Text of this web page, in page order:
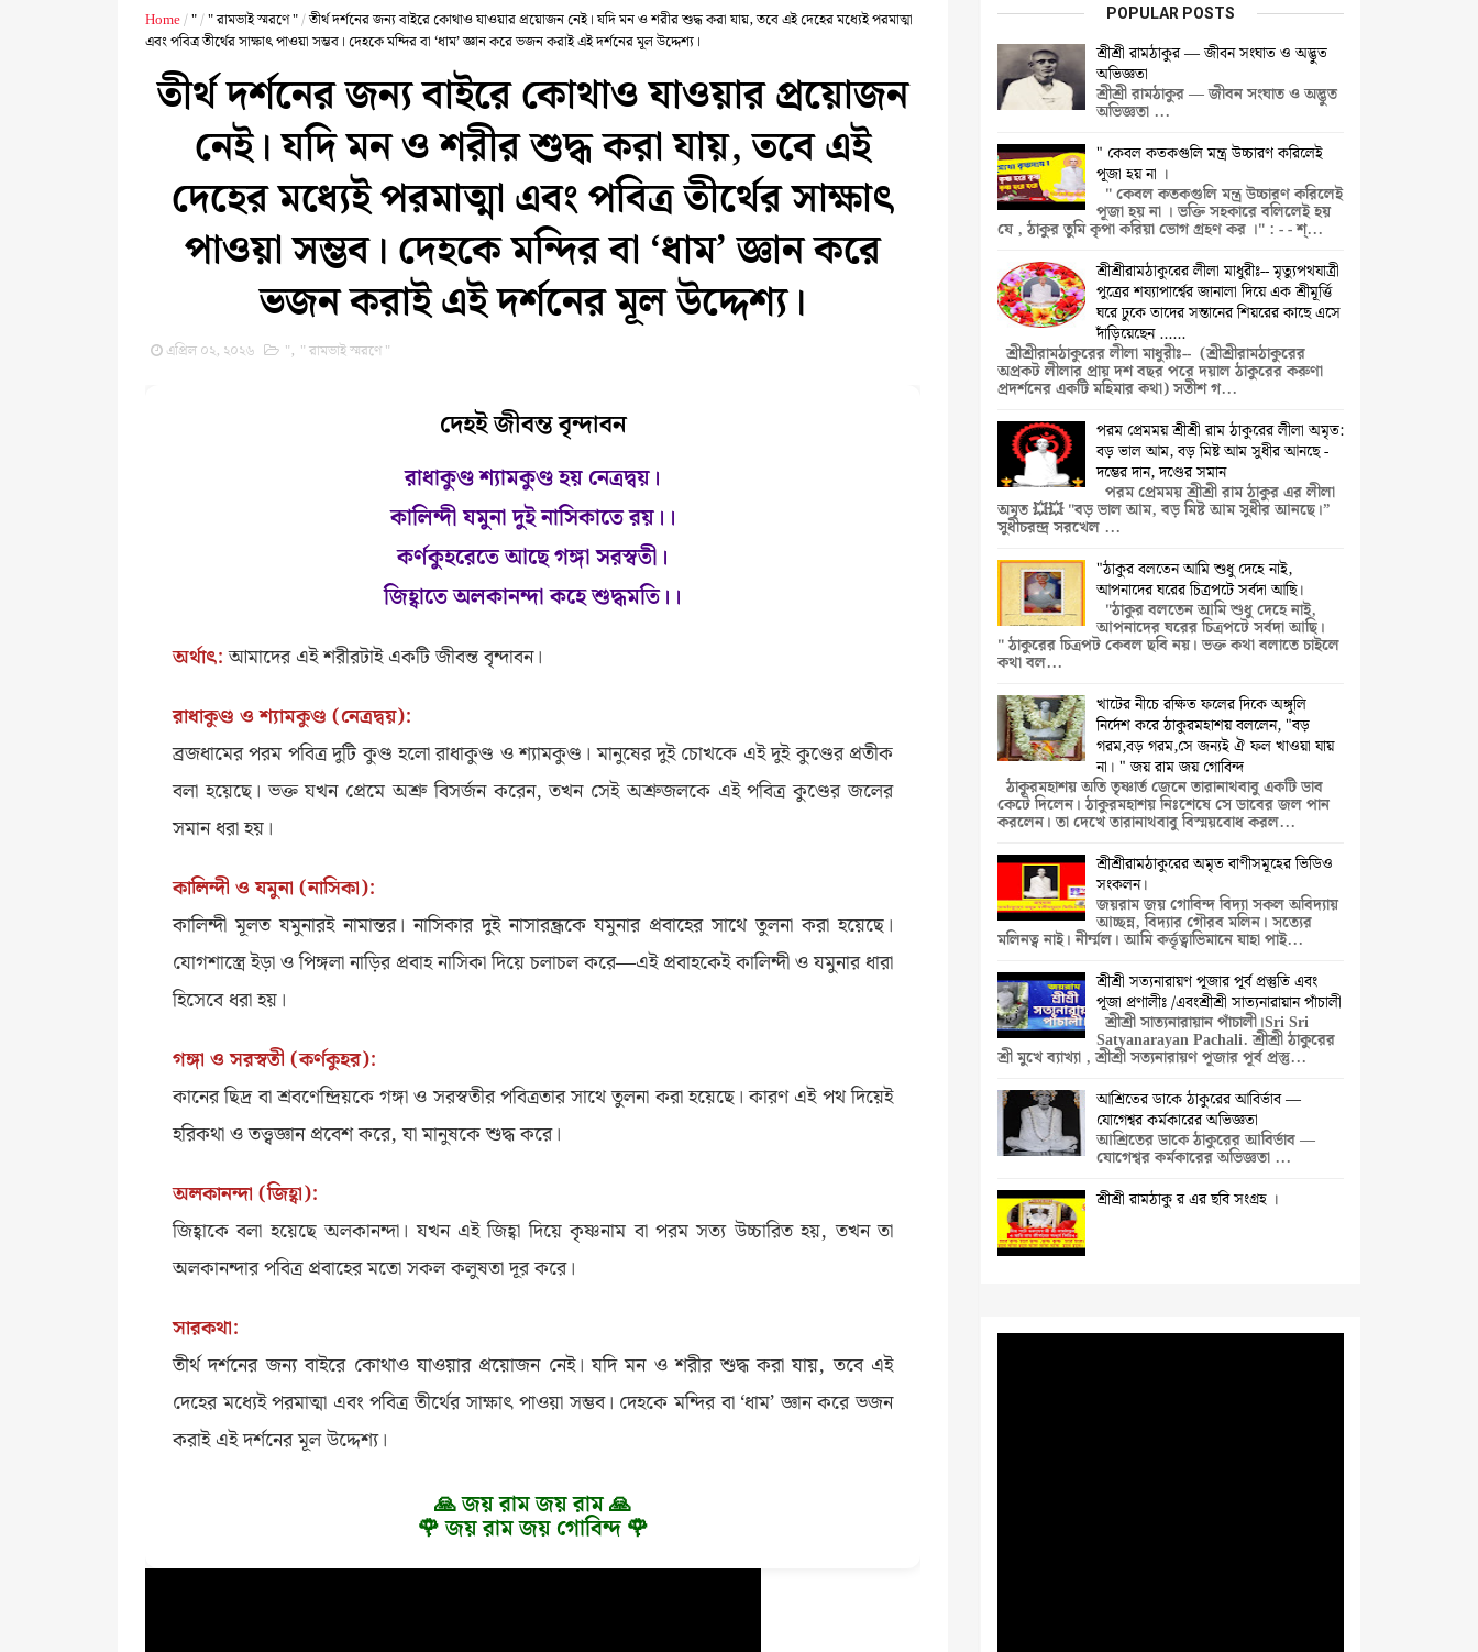
preserving, promoting, and
sharing the divine life,
teachings, philosophy, and
spiritual legacy of Sri Sri
Ram Thakur, lovingly known
as Dayal Thakur, Sri Sri
Kaibalyanath, and Sri Sri
Satyanarayan by his
followers. Born as Ram
Home/"/" রামভাই স্মরণে "/তীর্থ দর্শনের জন্য বাইরে কোথাও যাওয়ার প্রয়োজন নেই। যদি মন ও শরীর শুদ্ধ করা যায়, তবে এই দেহের মধ্যেই পরমাত্মা
এবং পবিত্র তীর্থের সাক্ষাৎ পাওয়া সম্ভব। দেহকে মন্দির বা ‘ধাম’ জ্ঞান করে ভজন করাই এই দর্শনের মূল উদ্দেশ্য।
তীর্থ দর্শনের জন্য বাইরে কোথাও যাওয়ার প্রয়োজন
নেই। যদি মন ও শরীর শুদ্ধ করা যায়, তবে এই
দেহের মধ্যেই পরমাত্মা এবং পবিত্র তীর্থের সাক্ষাৎ
পাওয়া সম্ভব। দেহকে মন্দির বা ‘ধাম’ জ্ঞান করে
ভজন করাই এই দর্শনের মূল উদ্দেশ্য।
এপ্রিল ০২, ২০২৬ ", " রামভাই স্মরণে "
দেহই জীবন্ত বৃন্দাবন
রাধাকুণ্ড শ্যামকুণ্ড হয় নেত্রদ্বয়।
কালিন্দী যমুনা দুই নাসিকাতে রয়।।
কর্ণকুহরেতে আছে গঙ্গা সরস্বতী।
জিহ্বাতে অলকানন্দা কহে শুদ্ধমতি।।
অর্থাৎ:আমাদের এই শরীরটাই একটি জীবন্ত বৃন্দাবন।
রাধাকুণ্ড ও শ্যামকুণ্ড (নেত্রদ্বয়):
ব্রজধামের পরম পবিত্র দুটি কুণ্ড হলো রাধাকুণ্ড ও শ্যামকুণ্ড। মানুষের দুই চোখকে এই দুই কুণ্ডের প্রতীক
বলা হয়েছে। ভক্ত যখন প্রেমে অশ্রু বিসর্জন করেন, তখন সেই অশ্রুজলকে এই পবিত্র কুণ্ডের জলের
সমান ধরা হয়।
কালিন্দী ও যমুনা (নাসিকা):
কালিন্দী মূলত যমুনারই নামান্তর। নাসিকার দুই নাসারন্ধ্রকে যমুনার প্রবাহের সাথে তুলনা করা হয়েছে।
যোগশাস্ত্রে ইড়া ও পিঙ্গলা নাড়ির প্রবাহ নাসিকা দিয়ে চলাচল করে—এই প্রবাহকেই কালিন্দী ও যমুনার ধারা
হিসেবে ধরা হয়।
গঙ্গা ও সরস্বতী (কর্ণকুহর):
কানের ছিদ্র বা শ্রবণেন্দ্রিয়কে গঙ্গা ও সরস্বতীর পবিত্রতার সাথে তুলনা করা হয়েছে। কারণ এই পথ দিয়েই
হরিকথা ও তত্ত্বজ্ঞান প্রবেশ করে, যা মানুষকে শুদ্ধ করে।
অলকানন্দা (জিহ্বা):
জিহ্বাকে বলা হয়েছে অলকানন্দা। যখন এই জিহ্বা দিয়ে কৃষ্ণনাম বা পরম সত্য উচ্চারিত হয়, তখন তা
অলকানন্দার পবিত্র প্রবাহের মতো সকল কলুষতা দূর করে।
সারকথা:
তীর্থ দর্শনের জন্য বাইরে কোথাও যাওয়ার প্রয়োজন নেই। যদি মন ও শরীর শুদ্ধ করা যায়, তবে এই
দেহের মধ্যেই পরমাত্মা এবং পবিত্র তীর্থের সাক্ষাৎ পাওয়া সম্ভব। দেহকে মন্দির বা ‘ধাম’ জ্ঞান করে ভজন
করাই এই দর্শনের মূল উদ্দেশ্য।
🙏 জয় রাম জয় রাম 🙏
🌹 জয় রাম জয় গোবিন্দ 🌹
POPULAR POSTS
শ্রীশ্রী রামঠাকুর — জীবন সংঘাত ও অদ্ভুত
অভিজ্ঞতা
শ্রীশ্রী রামঠাকুর — জীবন সংঘাত ও অদ্ভুত
অভিজ্ঞতা ...
" কেবল কতকগুলি মন্ত্র উচ্চারণ করিলেই
পূজা হয় না ।
" কেবল কতকগুলি মন্ত্র উচ্চারণ করিলেই
পূজা হয় না । ভক্তি সহকারে বলিলেই হয়
যে , ঠাকুর তুমি কৃপা করিয়া ভোগ গ্রহণ কর ।" : - - শ্...
শ্রীশ্রীরামঠাকুরের লীলা মাধুরীঃ-- মৃত্যুপথযাত্রী
পুত্রের শয্যাপার্শ্বের জানালা দিয়ে এক শ্রীমূর্ত্তি
ঘরে ঢুকে তাদের সন্তানের শিয়রের কাছে এসে
দাঁড়িয়েছেন ......
শ্রীশ্রীরামঠাকুরের লীলা মাধুরীঃ-- (শ্রীশ্রীরামঠাকুরের
অপ্রকট লীলার প্রায় দশ বছর পরে দয়াল ঠাকুরের করুণা
প্রদর্শনের একটি মহিমার কথা) সতীশ গ...
পরম প্রেমময় শ্রীশ্রী রাম ঠাকুরের লীলা অমৃত:
বড় ভাল আম, বড় মিষ্ট আম সুধীর আনছে -
দম্ভের দান, দণ্ডের সমান
পরম প্রেমময় শ্রীশ্রী রাম ঠাকুর এর লীলা
অমৃত 💥💥 "বড় ভাল আম, বড় মিষ্ট আম সুধীর আনছে।”
সুধীচরন্দ্র সরখেল ...
"ঠাকুর বলতেন আমি শুধু দেহে নাই,
আপনাদের ঘরের চিত্রপটে সর্বদা আছি।
"ঠাকুর বলতেন আমি শুধু দেহে নাই,
আপনাদের ঘরের চিত্রপটে সর্বদা আছি।
" ঠাকুরের চিত্রপট কেবল ছবি নয়। ভক্ত কথা বলাতে চাইলে
কথা বল...
খাটের নীচে রক্ষিত ফলের দিকে অঙ্গুলি
নির্দেশ করে ঠাকুরমহাশয় বললেন, "বড়
গরম,বড় গরম,সে জন্যই ঐ ফল খাওয়া যায়
না। " জয় রাম জয় গোবিন্দ
ঠাকুরমহাশয় অতি তৃষ্ণার্ত জেনে তারানাথবাবু একটি ডাব
কেটে দিলেন। ঠাকুরমহাশয় নিঃশেষে সে ডাবের জল পান
করলেন। তা দেখে তারানাথবাবু বিস্ময়বোধ করল...
শ্রীশ্রীরামঠাকুরের অমৃত বাণীসমূহের ভিডিও
সংকলন।
জয়রাম জয় গোবিন্দ বিদ্যা সকল অবিদ্যায়
আচ্ছন্ন, বিদ্যার গৌরব মলিন। সত্যের
মলিনত্ব নাই। নীর্ম্মল। আমি কর্ত্তৃত্বাভিমানে যাহা পাই...
শ্রীশ্রী সত্যনারায়ণ পূজার পূর্ব প্রস্তুতি এবং
পূজা প্রণালীঃ /এবংশ্রীশ্রী সাত্যনারায়ান পাঁচালী
শ্রীশ্রী সাত্যনারায়ান পাঁচালী।Sri Sri
Satyanarayan Pachali. শ্রীশ্রী ঠাকুরের
শ্রী মুখে ব্যাখ্যা , শ্রীশ্রী সত্যনারায়ণ পূজার পূর্ব প্রস্তু...
আশ্রিতের ডাকে ঠাকুরের আবির্ভাব —
যোগেশ্বর কর্মকারের অভিজ্ঞতা
আশ্রিতের ডাকে ঠাকুরের আবির্ভাব —
যোগেশ্বর কর্মকারের অভিজ্ঞতা ...
শ্রীশ্রী রামঠাকু র এর ছবি সংগ্রহ ।